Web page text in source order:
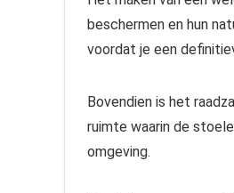
beschermen en hun
voordat je een
Bovendien is het
ruimte waarin de
omgeving.